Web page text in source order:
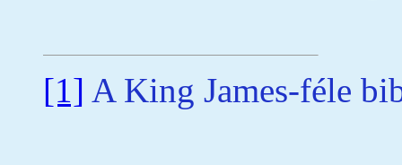
[1] A King James-féle